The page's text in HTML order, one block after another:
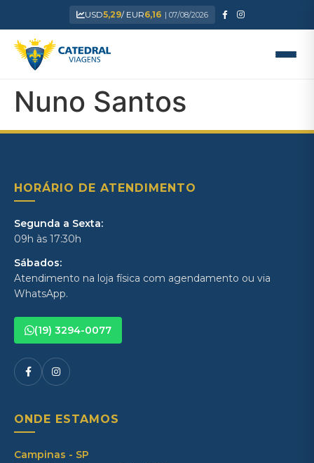
USD5,29/ EUR6,16 | 07/08/2026
Nuno Santos
HORÁRIO DE ATENDIMENTO
Segunda a Sexta:
09h às 17:30h
Sábados:
Atendimento na loja física com agendamento ou via
WhatsApp.
(19) 3294-0077
ONDE ESTAMOS
Campinas - SP